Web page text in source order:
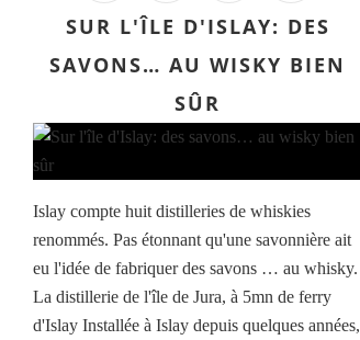
SUR L'ÎLE D'ISLAY: DES
SAVONS… AU WISKY BIEN
SÛR
Islay compte huit distilleries de whiskies
renommés. Pas étonnant qu'une savonnière ait
eu l'idée de fabriquer des savons … au whisky.
La distillerie de l'île de Jura, à 5mn de ferry
d'Islay Installée à Islay depuis quelques années,